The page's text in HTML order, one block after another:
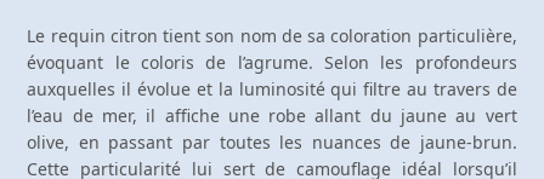
Le requin citron tient son nom de sa coloration particulière,
évoquant le coloris de l’agrume. Selon les profondeurs
auxquelles il évolue et la luminosité qui filtre au travers de
l’eau de mer, il affiche une robe allant du jaune au vert
olive, en passant par toutes les nuances de jaune-brun.
Cette particularité lui sert de camouflage idéal lorsqu’il